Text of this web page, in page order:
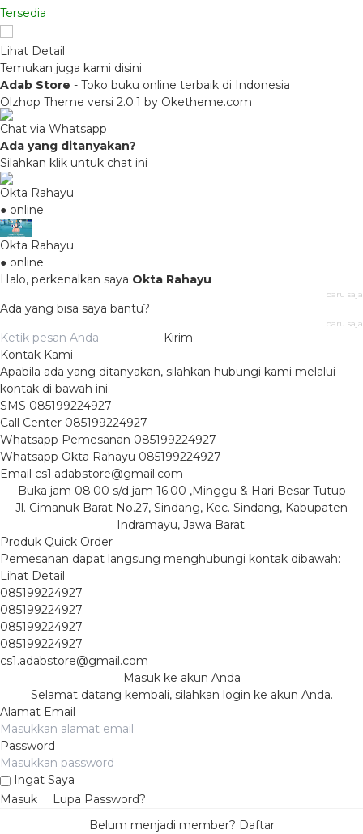
Tersedia
Lihat Detail
Temukan juga kami disini
Adab Store - Toko buku online terbaik di Indonesia
Olzhop Theme versi 2.0.1 by Oketheme.com
Chat via Whatsapp
Ada yang ditanyakan?
Silahkan klik untuk chat ini
Okta Rahayu
● online
Okta Rahayu
● online
Halo, perkenalkan saya Okta Rahayu
baru saja
Ada yang bisa saya bantu?
baru saja
Kirim
Kontak Kami
Apabila ada yang ditanyakan, silahkan hubungi kami melalui
kontak di bawah ini.
SMS 085199224927
Call Center 085199224927
Whatsapp Pemesanan 085199224927
Whatsapp Okta Rahayu 085199224927
Email cs1.adabstore@gmail.com
Buka jam 08.00 s/d jam 16.00 ,Minggu & Hari Besar Tutup
Jl. Cimanuk Barat No.27, Sindang, Kec. Sindang, Kabupaten
Indramayu, Jawa Barat.
Produk Quick Order
Pemesanan dapat langsung menghubungi kontak dibawah:
Lihat Detail
085199224927
085199224927
085199224927
085199224927
cs1.adabstore@gmail.com
Masuk ke akun Anda
Selamat datang kembali, silahkan login ke akun Anda.
Alamat Email
Password
Ingat Saya
Masuk
Lupa Password?
Belum menjadi member? Daftar